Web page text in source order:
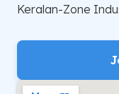
Keralan-Zone